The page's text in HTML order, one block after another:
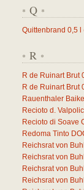
* Q *
Quittenbrand 0,5
* R *
R de Ruinart Brut
R de Ruinart Brut
Rauenthaler
Recioto d.
Recioto di Soave
Redoma Tinto
Reichsrat von
Reichsrat von
Reichsrat von
Reichsrat von